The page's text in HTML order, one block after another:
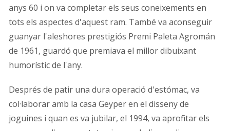
anys 60 i on va completar els seus coneixements en
tots els aspectes d'aquest ram. També va aconseguir
guanyar l'aleshores prestigiós Premi Paleta Agromán
de 1961, guardó que premiava el millor dibuixant
humorístic de l'any.
Després de patir una dura operació d'estómac, va
col·laborar amb la casa Geyper en el disseny de
joguines i quan es va jubilar, el 1994, va aprofitar els